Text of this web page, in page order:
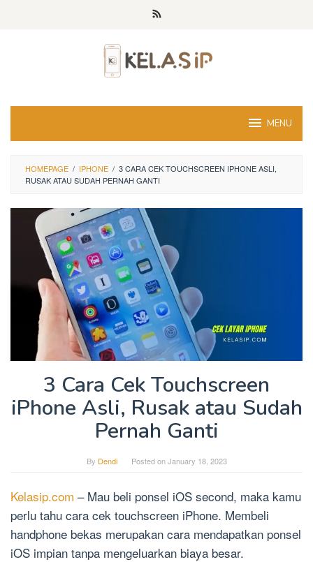
MENU
HOMEPAGE / IPHONE / 3 CARA CEK TOUCHSCREEN IPHONE ASLI,
RUSAK ATAU SUDAH PERNAH GANTI
3 Cara Cek Touchscreen
iPhone Asli, Rusak atau Sudah
Pernah Ganti
By Dendi Posted onJanuary 18, 2023
Kelasip.com – Mau beli ponsel iOS second, maka kamu
perlu tahu cara cek touchscreen iPhone. Membeli
handphone bekas merupakan cara mendapatkan ponsel
iOS impian tanpa mengeluarkan biaya besar.